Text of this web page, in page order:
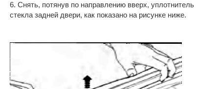
6. Снять, потянув по направлению вверх, уплотнитель
стекла задней двери, как показано на рисунке ниже.